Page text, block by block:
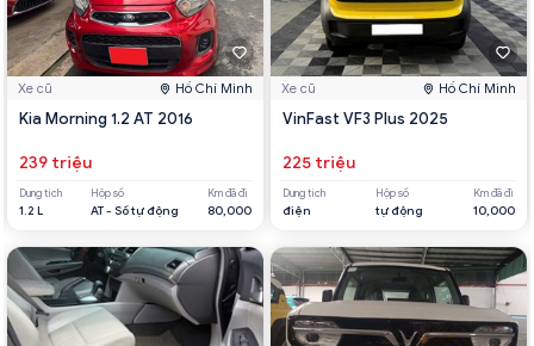
Xe cũ Hồ Chí Minh
Kia Morning 1.2 AT 2016
239 triệu
Dung tích
1.2 L
Hộp số
AT - Số tự động
Km đã đi
80,000
Xe cũ Hồ Chí Minh
VinFast VF3 Plus 2025
225 triệu
Dung tích
điện
Hộp số
tự động
Km đã đi
10,000